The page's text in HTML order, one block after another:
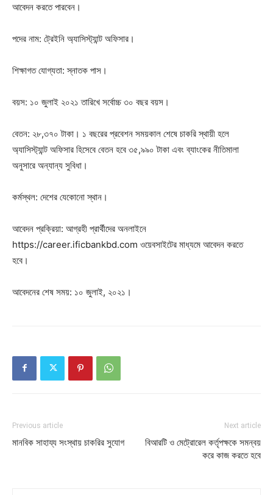
আবেদন করতে পারবেন।
পদের নাম: ট্রেইনি অ্যাসিস্ট্যান্ট অফিসার।
শিক্ষাগত যোগ্যতা: স্নাতক পাস।
বয়স: ১০ জুলাই ২০২১ তারিখে সর্বোচ্চ ৩০ বছর বয়স।
বেতন: ২৮,৩৭০ টাকা। ১ বছরের প্রবেশন সময়কাল শেষে চাকরি স্থায়ী হলে
অ্যাসিস্ট্যান্ট অফিসার হিসেবে বেতন হবে ৩৫,৯৯০ টাকা এবং ব্যাংকের নীতিমালা
অনুসারে অন্যান্য সুবিধা।
কর্মস্থল: দেশের যেকোনো স্থান।
আবেদন প্রক্রিয়া: আগ্রহী প্রার্থীদের অনলাইনে
https://career.ificbankbd.com ওয়েবসাইটের মাধ্যমে আবেদন করতে
হবে।
আবেদনের শেষ সময়: ১০ জুলাই, ২০২১।
Previous article
মানবিক সাহায্য সংস্থায় চাকরির সুযোগ
Next article
বিআরটি ও মেট্রোরেল কর্তৃপক্ষকে সমন্বয়
করে কাজ করতে হবে